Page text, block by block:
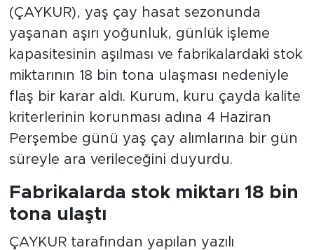
(ÇAYKUR), yaş çay hasat sezonunda
yaşanan aşırı yoğunluk, günlük işleme
kapasitesinin aşılması ve fabrikalardaki stok
miktarının 18 bin tona ulaşması nedeniyle
flaş bir karar aldı. Kurum, kuru çayda kalite
kriterlerinin korunması adına 4 Haziran
Perşembe günü yaş çay alımlarına bir gün
süreyle ara verileceğini duyurdu.
Fabrikalarda stok miktarı 18 bin
tona ulaştı
ÇAYKUR tarafından yapılan yazılı